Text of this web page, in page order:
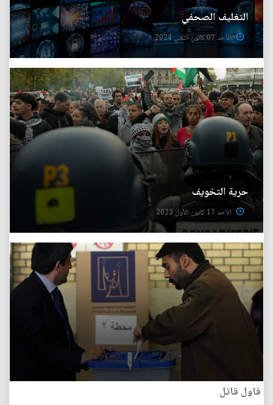
التغليف الصحفي
الأحد 07 كانون الثاني 2024
حرية التخويف
الأحد 17 كانون الأول 2023
فاول قاتل